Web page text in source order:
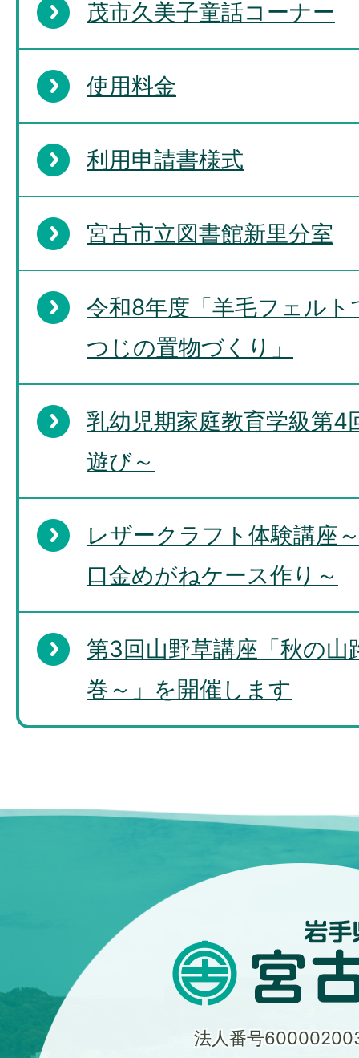
茂市久美子童話コーナー
使用料金
利用申請書様式
宮古市立図書館新里分室
令和8年度「羊毛フェル
つじの置物づくり」
乳幼児期家庭教育学級第4
遊び～
レザークラフト体験講座
口金めがねケース作り～
第3回山野草講座「秋の山
巻～」を開催します
法人番号